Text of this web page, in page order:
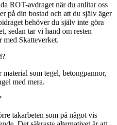
ROT-avdraget när du anlitar oss
på din bostad och att du själv äger
behöver du själv inte göra
sedan tar vi hand om resten
med Skatteverket.
som tegel, betongpannor,
med mera.
takarbeten som på något vis